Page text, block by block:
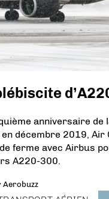
anniversaire de
décembre 2019, Air
ferme avec Airbus
A220-300.
Aerobuzz